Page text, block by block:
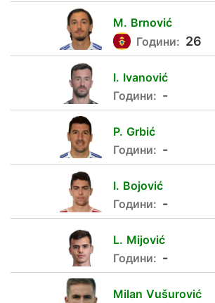
M. Brnović
Години: 26
I. Ivanović
Години: -
P. Grbić
Години: -
I. Bojović
Години: -
L. Mijović
Години: -
Milan Vušurović